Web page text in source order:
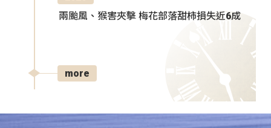
兩颱風、猴害夾擊 梅花部落甜柿損失近6成
more